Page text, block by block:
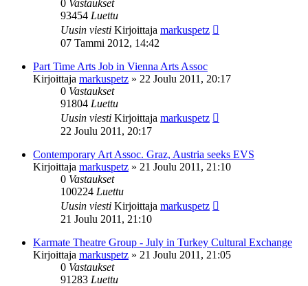
0 Vastaukset
93454 Luettu
Uusin viesti Kirjoittaja markuspetz
07 Tammi 2012, 14:42
Part Time Arts Job in Vienna Arts Assoc
Kirjoittaja markuspetz » 22 Joulu 2011, 20:17
0 Vastaukset
91804 Luettu
Uusin viesti Kirjoittaja markuspetz
22 Joulu 2011, 20:17
Contemporary Art Assoc. Graz, Austria seeks EVS
Kirjoittaja markuspetz » 21 Joulu 2011, 21:10
0 Vastaukset
100224 Luettu
Uusin viesti Kirjoittaja markuspetz
21 Joulu 2011, 21:10
Karmate Theatre Group - July in Turkey Cultural Exchange
Kirjoittaja markuspetz » 21 Joulu 2011, 21:05
0 Vastaukset
91283 Luettu